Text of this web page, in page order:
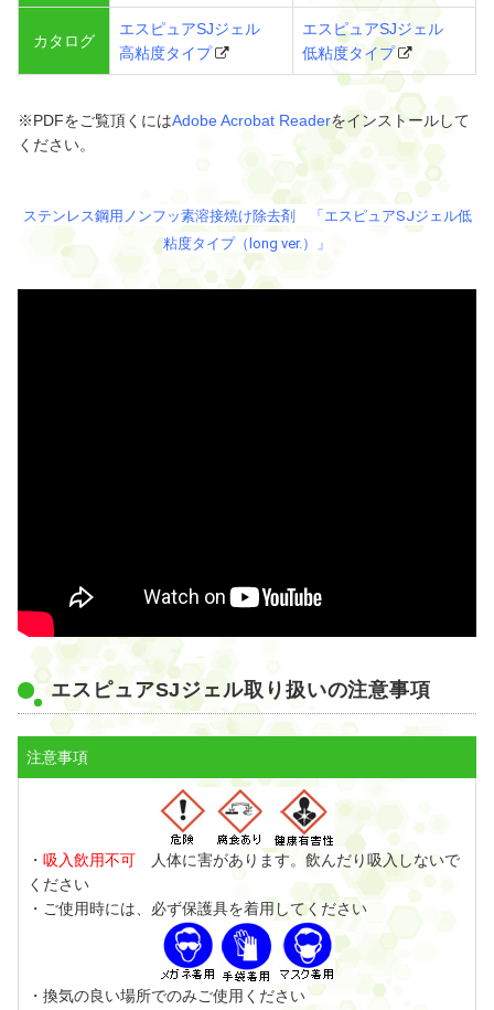
カタログ
エスピュアSJジェル
高粘度タイプ
エスピュアSJジェル
低粘度タイプ
※PDFをご覧頂くにはAdobe Acrobat Readerをインストールして
ください。
ステンレス鋼用ノンフッ素溶接焼け除去剤 「エスピュアSJジェル低
粘度タイプ（long ver.）」
エスピュアSJジェル取り扱いの注意事項
注意事項
・ 吸入飲用不可 人体に害があります。飲んだり吸入しないで
ください
・ご使用時には、必ず保護具を着用してください
・換気の良い場所でのみご使用ください